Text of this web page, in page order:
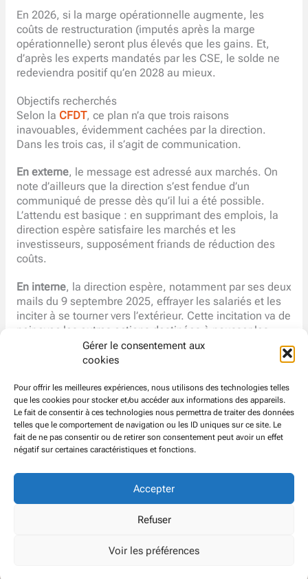
Gérer le consentement aux
cookies
Pour offrir les meilleures expériences, nous utilisons des technologies telles
que les cookies pour stocker et/ou accéder aux informations des appareils.
Le fait de consentir à ces technologies nous permettra de traiter des données
telles que le comportement de navigation ou les ID uniques sur ce site. Le
fait de ne pas consentir ou de retirer son consentement peut avoir un effet
négatif sur certaines caractéristiques et fonctions.
Accepter
Refuser
Voir les préférences
En 2026, si la marge opérationnelle augmente, les
coûts de restructuration (imputés après la marge
opérationnelle) seront plus élevés que les gains. Et,
d’après les experts mandatés par les CSE, le solde ne
redeviendra positif qu’en 2028 au mieux.
Objectifs recherchés
Selon la CFDT, ce plan n’a que trois raisons
inavouables, évidemment cachées par la direction.
Dans les trois cas, il s’agit de communication.
En externe, le message est adressé aux marchés. On
note d’ailleurs que la direction s’est fendue d’un
communiqué de presse dès qu’il lui a été possible.
L’attendu est basique : en supprimant des emplois, la
direction espère satisfaire les marchés et les
investisseurs, supposément friands de réduction des
coûts.
En interne, la direction espère, notamment par ses deux
mails du 9 septembre 2025, effrayer les salariés et les
inciter à se tourner vers l’extérieur. Cette incitation va de
pair avec les autres actions destinées à pousser les
salariés vers la sortie.
groupe. En réalité, elle cache la poussière sous le tapis.
LaCFDTdemande qu’aucun licenciement n’ait lieu, ce
qui suppose que les salariés soient vraiment volontaires
(et pas volontaires avant contrainte ou volontaires sous
pression) ou reclassés.